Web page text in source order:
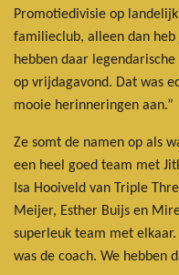
Promotiedivisie op
familieclub, alleen dan heb
hebben daar
op vrijdagavond. Dat was
mooie herinneringen aan.”
Ze somt de namen op als
een heel goed team met
Isa Hooiveld van Triple
Meijer, Esther Buijs en
superleuk team met
was de coach. We hebben